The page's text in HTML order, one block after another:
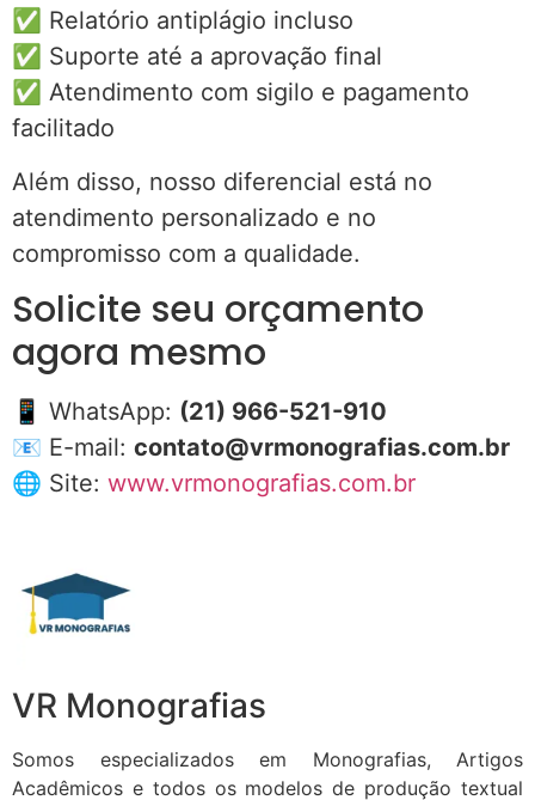
✅ Relatório antiplágio incluso
✅ Suporte até a aprovação final
✅ Atendimento com sigilo e pagamento
facilitado
Além disso, nosso diferencial está no
atendimento personalizado e no
compromisso com a qualidade.
Solicite seu orçamento
agora mesmo
📱 WhatsApp: (21) 966-521-910
📧 E-mail: contato@vrmonografias.com.br
🌐 Site: www.vrmonografias.com.br
VR Monografias
Somos especializados em Monografias, Artigos
Acadêmicos e todos os modelos de produção textual